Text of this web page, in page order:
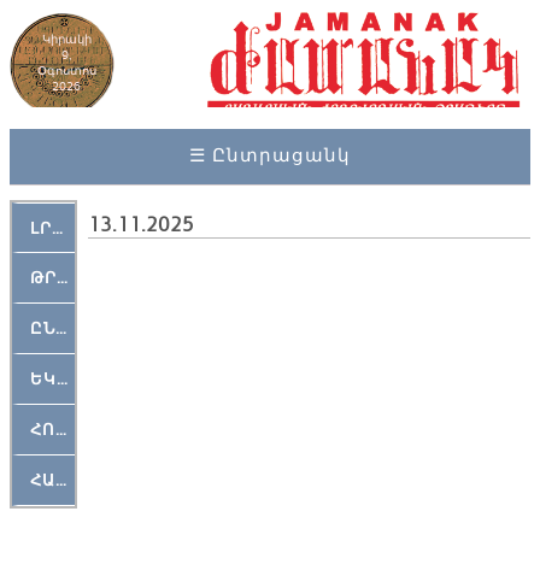
Կիրակի
9,
Օգոստոս
2026
☰ Ընտրացանկ
ԼՐԱՀՈՍ
ԹՐՔԱՀԱՅ ԿԵԱՆՔ
ԸՆԿԵՐԱՄՇԱԿՈՒԹԱՅԻՆ
ԵԿԵՂԵՑԱԿԱՆ
ՀՈԳԵՄՏԱՒՈՐ
ՀԱՐԹԱԿ
13.11.2025